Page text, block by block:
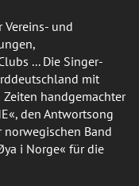
und
... Die Singer-
mit
handgemachter
den Antwortsong
norwegischen Band
i Norge« für die